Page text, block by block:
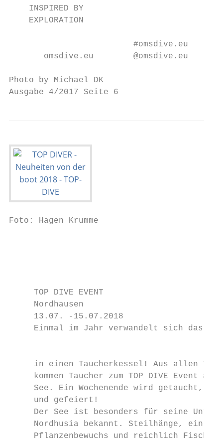
    INSPIRED BY
    EXPLORATION
                         #omsdive.eu
       omsdive.eu        @omsdive.eu
Photo by Michael DK
Ausgabe 4/2017 Seite 6
Foto: Hagen Krumme
     TOP DIVE EVENT
     Nordhausen
     13.07. -15.07.2018
Einmal im Jahr verwandelt sich das
in einen Taucherkessel! Aus allen
kommen Taucher zum TOP DIVE Event am
See. Ein Wochenende wird getaucht,
     und gefeiert!
Der See ist besonders für seine
Nordhusia bekannt. Steilhänge, ein
Pflanzenbewuchs und reichlich Fisch